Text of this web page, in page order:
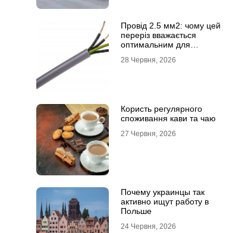
Провід 2.5 мм2: чому цей
переріз вважається
оптимальним для
28 Червня, 2026
Користь регулярного
споживання кави та чаю
27 Червня, 2026
Почему украинцы так
активно ищут работу в
Польше
24 Червня, 2026